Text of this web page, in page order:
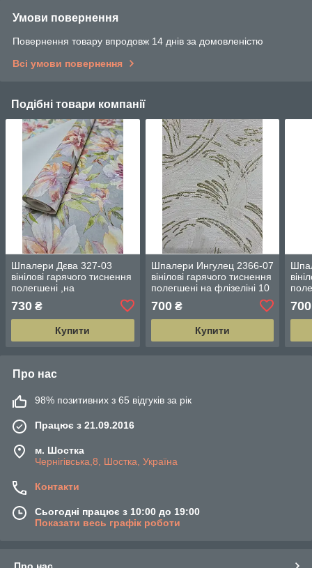
Умови повернення
Повернення товару впродовж 14 днів за домовленістю
Всі умови повернення
Подібні товари компанії
Шпалери Дєва 327-03
вінілові гарячого тиснення
полегшені ,на
1.06 м
730 ₴
Купити
Шпалери Ингулец 2366-07
вінілові гарячого тиснення
полегшені на флізеліні 10
700₴
Купити
700
Про нас
98% позитивних з 65 відгуків за рік
Працює з 21.09.2016
м. Шостка
Чернігівська,8, Шостка, Україна
Контакти
Сьогодні працює з 10:00 до 19:00
Показати весь графік роботи